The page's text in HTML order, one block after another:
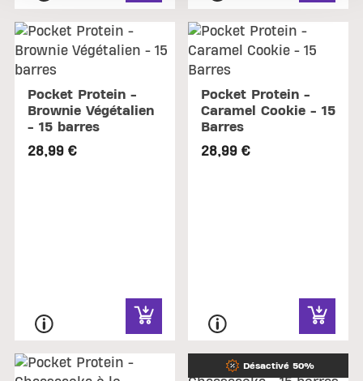
Pocket Protein -
Brownie Végétalien
- 15 barres
28,99 €
Pocket Protein -
Caramel Cookie - 15
Barres
28,99 €
Désactivé 50%